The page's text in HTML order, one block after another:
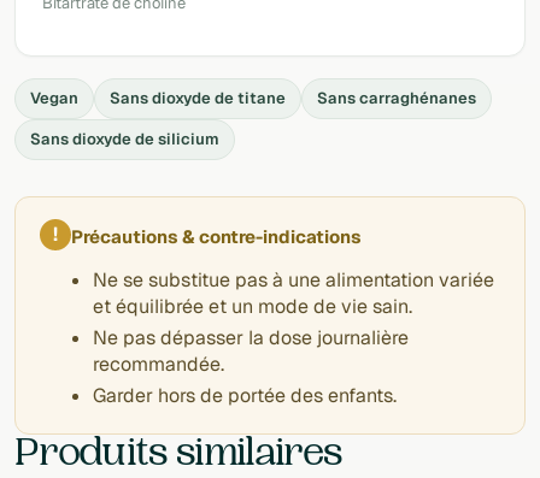
Vegan Sans dioxyde de titane
Sans carraghénanes
Sans dioxyde de silicium
! Précautions & contre-indications
Ne se substitue pas à une alimentation variée
et équilibrée et un mode de vie sain.
Ne pas dépasser la dose journalière
recommandée.
Garder hors de portée des enfants.
Produits similaires